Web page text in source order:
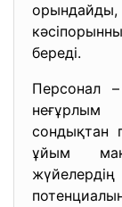
береді.
Персонал
сондықтан
ұйым